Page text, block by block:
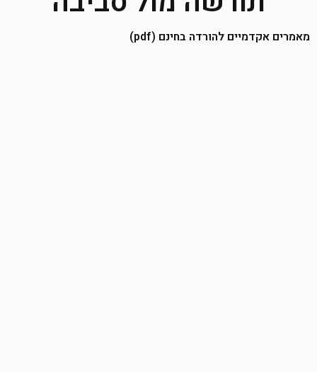
מאמרים אקדמיים להורדה בחינם (pdf)